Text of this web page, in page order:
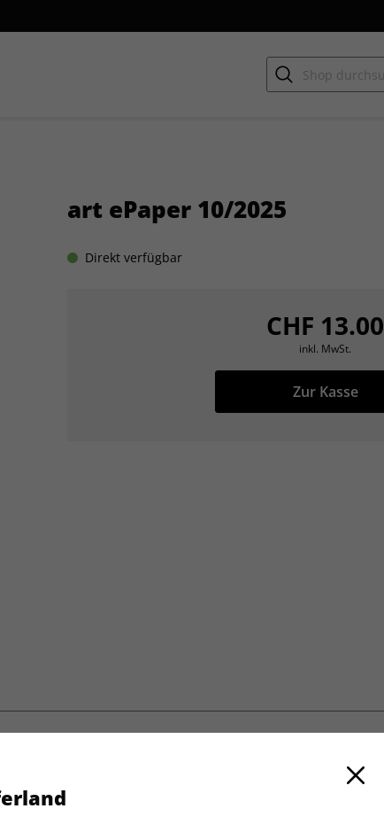
Zwischensumme
art ePaper 10/2025
Direkt verfügbar
CHF 13.00
inkl. MwSt.
Zur Kasse